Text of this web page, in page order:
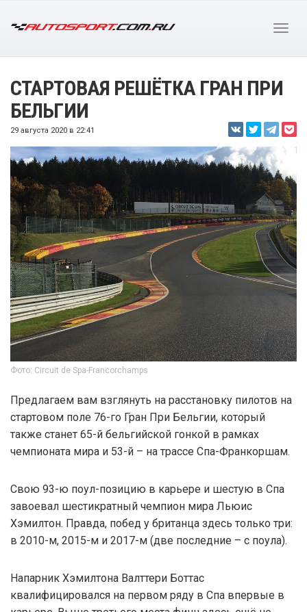
СТАРТОВАЯ РЕШЁТКА ГРАН ПРИ
БЕЛЬГИИ
29 августа 2020 в 22:41
Фото: Circuit de Spa-Francorchamps
Предлагаем вам взглянуть на расстановку пилотов на
стартовом поле 76-го Гран При Бельгии, который
также станет 65-й бельгийской гонкой в рамках
чемпионата мира и 53-й – на трассе Спа-Франкоршам.
Свою 93-ю поул-позицию в карьере и шестую в Спа
завоевал шестикратный чемпион мира Льюис
Хэмилтон. Правда, побед у британца здесь только три:
в 2010-м, 2015-м и 2017-м (две последние – с поула).
Напарник Хэмилтона Валттери Боттас
квалифицировался на первом ряду в Спа впервые в